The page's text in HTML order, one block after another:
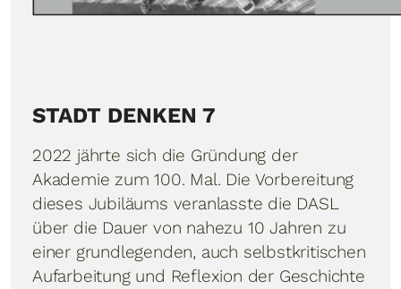
STADT DENKEN 7
2022 jährte sich die Gründung der
Akademie zum 100. Mal. Die Vorbereitung
dieses Jubiläums veranlasste die DASL
über die Dauer von nahezu 10 Jahren zu
einer grundlegenden, auch selbstkritischen
Aufarbeitung und Reflexion der Geschichte